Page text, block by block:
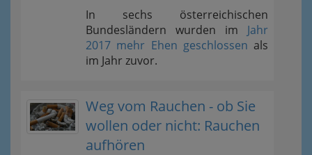
In sechs österreichischen
Bundesländern wurden im Jahr
2017 mehr Ehen geschlossen als
im Jahr zuvor.
Weg vom Rauchen - ob Sie
wollen oder nicht: Rauchen
aufhören